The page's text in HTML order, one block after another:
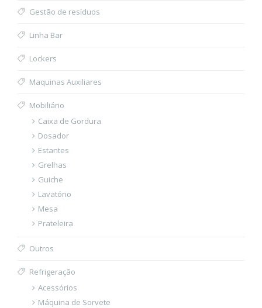
Gestão de resíduos
Linha Bar
Lockers
Maquinas Auxiliares
Mobiliário
Caixa de Gordura
Dosador
Estantes
Grelhas
Guiche
Lavatório
Mesa
Prateleira
Outros
Refrigeração
Acessórios
Máquina de Sorvete